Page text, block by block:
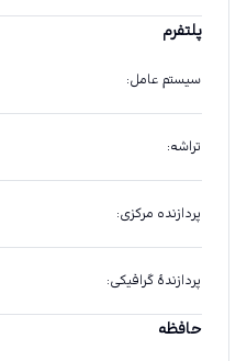
پلتفرم
سیستم عامل:
تراشه:
پردازنده مرکزی:
پردازندهٔ گرافیکی:
حافظه